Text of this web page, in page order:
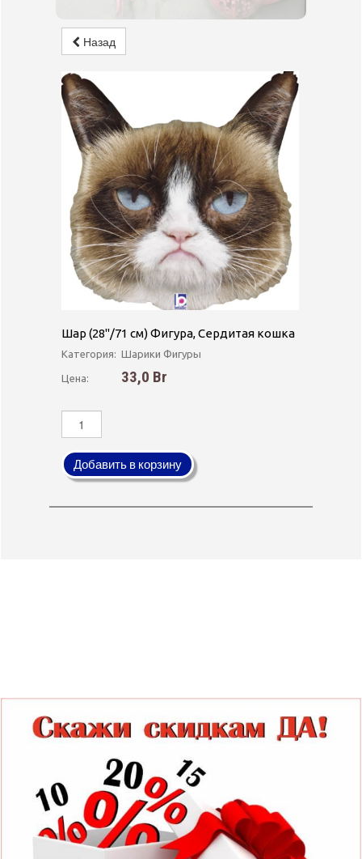
Назад
Шар (28''/71 см) Фигура, Сердитая кошка
Категория: Шарики Фигуры
Цена: 33,0 Br
Добавить в корзину